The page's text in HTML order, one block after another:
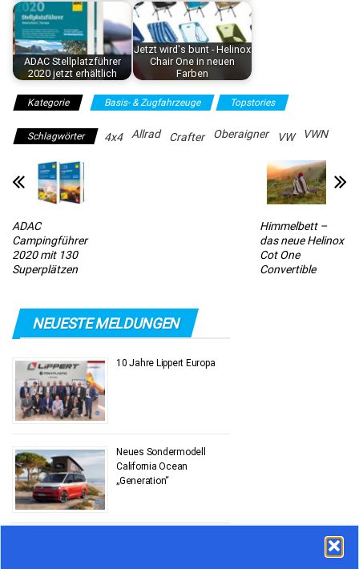
ADAC Stellplatzführer
2020 jetzt erhältlich
Jetzt wird's bunt - Helinox
Chair One in neuen
Farben
Kategorie Basis- & Zugfahrzeuge Topstories
Schlagwörter 4x4 Allrad Crafter Oberaigner VW VWN
ADAC
Campingführer
2020 mit 130
Superplätzen
Himmelbett –
das neue Helinox
Cot One
Convertible
NEUESTE MELDUNGEN
10 Jahre Lippert Europa
Neues Sondermodell
California Ocean
„Generation“